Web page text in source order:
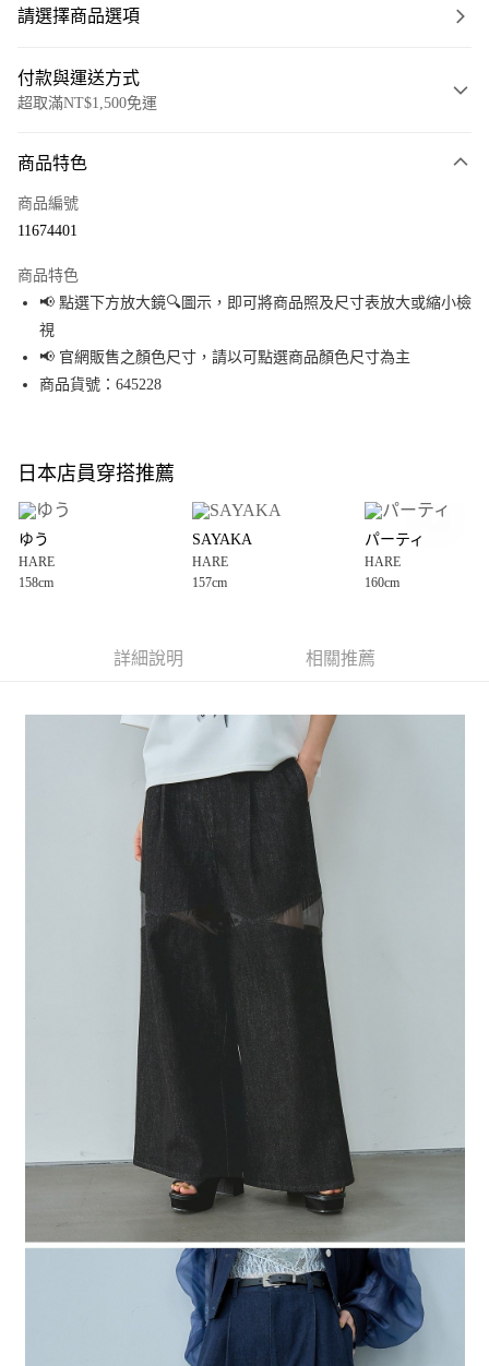
請選擇商品選項
付款與運送方式
超取滿NT$1,500免運
信用卡一次付款
Apple Pay
街口支付
悠遊付
全盈+PAY
大哥付你分期
【大哥付你分期使用說明】
1.本服務由台灣大哥大提供，台灣大哥大用戶可立即使用無須另外申請。
2.付款方式選擇「大哥付你分期」，訂單成立後會自動跳轉到大哥付的交易
3.實際核准額度、可分期數及費用金額請依後續交易確認頁面所載為準。
4.訂單成立30分鐘內，如未前往確認交易或遇審核未通過，訂單將自動取
【繳款方式說明】
1.分期款項不併入電信帳單，「大哥付你分期」於每月結算日後寄送繳費提
2.透過簡訊連結打開帳單後，可選擇「超商條碼／台灣大直營門市／銀行轉
帳／街口支付／iPASS MONEY」等通路繳費。
1.本服務係由「台灣大哥大股份有限公司」（以下簡稱本公司）所提供，讓
用戶於交易時，得透過本服務購買商品或服務，並由商店將買賣／分期付款
買賣價金債權讓與本公司後，依約使用本公司帳單繳交帳款。
2.基於同意付款使用「大哥付你分期」之契約關係目的，商店將以您的個人
資料（包含姓名、電話或地址）提供予台灣大哥大進項蒐集、處理及利用，
由本公司與您本人進行分期帳單所需資料之確認、核對及更正。
https://oppay.tw/userRule
AFTEE先享後付
３．安心：先確認商品／服務後，再付款。
【「AFTEE先享後付」結帳流程】
１．於結帳方式選擇「AFTEE先享後付」後，將跳轉至「AFTEE先享後付」
結帳頁面，進行簡訊認證並確認金額後，即可完成結帳。
２．訂單成立數日內，您將收到繳費通知簡訊。
３．收到繳費通知簡訊後14天內，點擊此簡訊中的連結，可透過四大超商／
ATM／網路銀行／等多元方式進行付款，方視為交易完成。
※ 請注意：結帳手續完成當下不需立刻繳費，但若您需要取消訂單，請聯絡
購買商品的店家。未經商家同意取消之訂單仍視為有效，需透過AFTEE先享
※ 交易是否成功請以「AFTEE先享後付 」之結帳頁面顯示為準，若有關於
是否繳費成功／繳費後需取消欲退款等相關疑問，請聯繫「AFTEE先享後付
https://netprotections.freshdesk.com/support/home
１．透過由恩沛科技股份有限公司提供之「AFTEE先享後付」服務完成之交
易，需依本服務之必要範圍內提供個人資料，並將交易相關給付款項請求債
權轉讓予恩沛科技股份有限公司。
https://aftee.tw/terms/#terms3
３．未成年的使用者請事先徵得法定代理人或監護人之同意方可使用
「AFTEE先享後付」，若未經同意申辦者引起之損失，本公司不負相關責
４．使用「AFTEE先享後付」時，將依據個別帳號之用戶狀況，依本公司即
時審查核予不同之上限額度；若仍有額度不足之情形，本公司將視審查結果
５．嚴禁一人註冊多個帳號或使用他人資訊註冊。若發現惡意使用之情形，
恩沛科技股份有限公司將有權停止該用戶之使用額度並採取法律行動。
每筆NT$80，滿NT$1,500(含以上)免運費
每筆NT$80，滿NT$1,500(含以上)免運費
每筆NT$80，滿NT$1,500(含以上)免運費
每筆NT$80，滿NT$1,500(含以上)免運費
每筆NT$80，滿NT$1,500(含以上)免運費
商品特色
商品編號
11674401
商品特色
📢 點選下方放大鏡🔍圖示，即可將商品照及尺寸表放大或縮小檢
視
📢 官網販售之顏色尺寸，請以可點選商品顏色尺寸為主
商品貨號：645228
日本店員穿搭推薦
ゆう
HARE
158cm
SAYAKA
HARE
157cm
パーティ
HARE
160cm
詳細說明 相關推薦